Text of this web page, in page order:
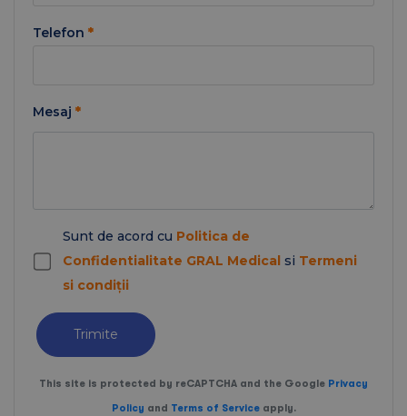
Telefon *
Mesaj *
Sunt de acord cu Politica de
Confidentialitate GRAL Medical si Termeni
si condiții
Trimite
This site is protected by reCAPTCHA and the Google Privacy
Policy and Terms of Serviceapply.